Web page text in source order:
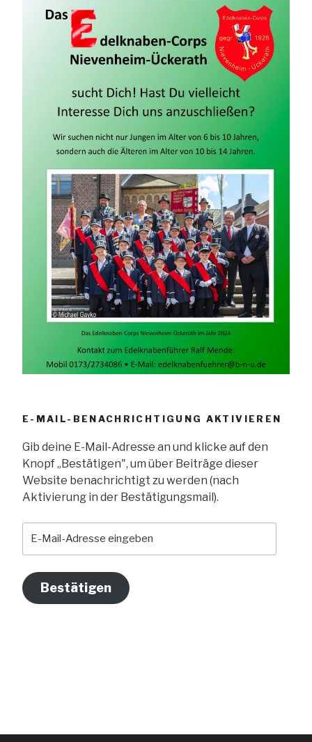
E-MAIL-BENACHRICHTIGUNG AKTIVIEREN
Gib deine E-Mail-Adresse an und klicke auf den
Knopf „Bestätigen", um über Beiträge dieser
Website benachrichtigt zu werden (nach
Aktivierung in der Bestätigungsmail).
Mail-
eingeben
Bestätigen